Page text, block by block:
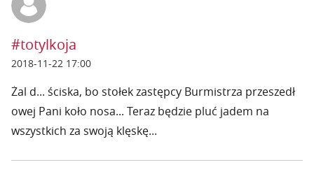
#totylkoja
2018-11-22 17:00
Żal d... ściska, bo stołek zastępcy Burmistrza przeszedł
owej Pani koło nosa... Teraz będzie pluć jadem na
wszystkich za swoją klęskę...